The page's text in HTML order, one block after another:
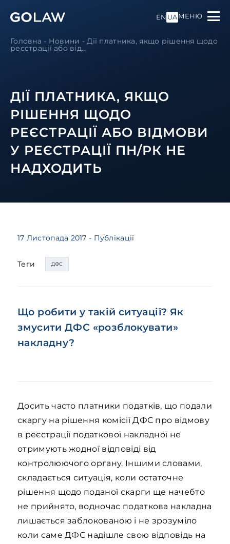
EN UAМЕНЮ
Головна - Новини -Дії платника, якщо рішення щодо
реєстрації або від...
ДІЇ ПЛАТНИКА, ЯКЩО
РІШЕННЯ ЩОДО
РЕЄСТРАЦІЇ АБО ВІДМОВИ
У РЕЄСТРАЦІЇ ПН/РК НЕ
НАДХОДИТЬ
17 Листопада 2017 - Публікації
Теги ДФС
Що робити у такій ситуації? Як
змусити ДФС «розблокувати»
накладну?
Досить часто платники податків, що подали
скаргу на рішення комісії ДФС про відмову
в реєстрації податкової накладної не
отримують жодної відповіді від
контролюючого органу. Іншими словами,
складається ситуація, коли остаточне
рішення щодо поданої скарги ще начебто
не прийнято, водночас податкова накладна
лишається заблокованою і не зрозуміло
коли саме ДФС надішле свою відповідь на